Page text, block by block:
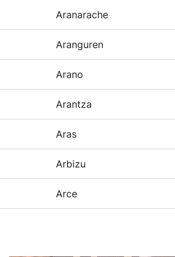
Aranarache
Aranguren
Arano
Arantza
Aras
Arbizu
Arce